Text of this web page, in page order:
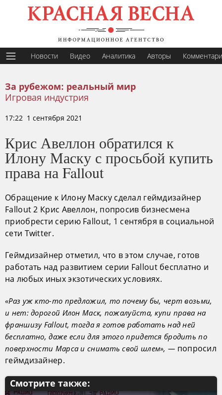
Новости Видео Аналитика Авторы
За рубежом: реальный мир
Игровая индустрия
17:22 1 сентября 2021
Крис Авеллон обратился к
Илону Маску с просьбой купить
права на Fallout
Обращение к Илону Маску сделал геймдизайнер
Fallout 2 Крис Авеллон, попросив бизнесмена
приобрести серию Fallout, 1 сентября в социальной
сети Twitter.
Геймдизайнер отметил, что в этом случае, готов
работать над развитием серии Fallout бесплатно и
на любых иных экзотических условиях.
«Раз уж кто-то предложил, то почему бы, черт возьми,
и нет: дорогой Илон Маск, пожалуйста, купи права на
франшизу Fallout, тогда я готов работать над ней
бесплатно, даже если для этого придется бродить по
поверхности Марса и снимать свой шлем», — попросил
геймдизайнер.
Смотрите также: